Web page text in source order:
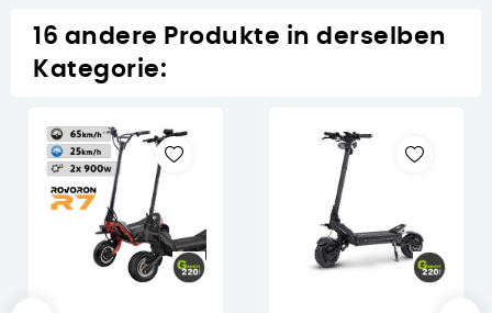
16 andere Produkte in derselben
Kategorie: